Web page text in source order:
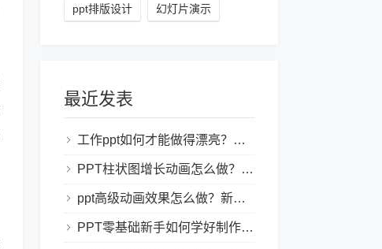
ppt排版设计 幻灯片演示
最近发表
工作ppt如何才能做得漂亮？职场PPT美化与制作技巧
PPT柱状图增长动画怎么做？实用的ppt技巧分享给你！
ppt高级动画效果怎么做？新手也能学会的亮眼PPT动画指南
PPT零基础新手如何学好制作PPT？新手入门全攻略